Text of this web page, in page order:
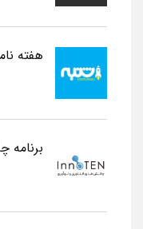
هفته
برنامه